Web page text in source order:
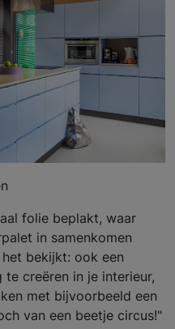
folie beplakt, waar
in samenkomen
bekijkt: ook een
te creëren in je interieur,
met bijvoorbeeld een
van een beetje circus!"